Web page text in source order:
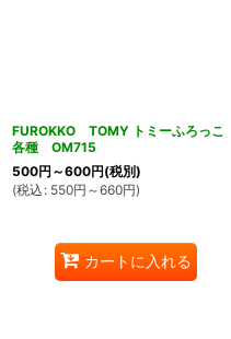
FUROKKO TOMY トミーふろっこ
各種 OM715
500円 ～600円(税別)
(税込 : 550円 ～660円)
カートに入れる